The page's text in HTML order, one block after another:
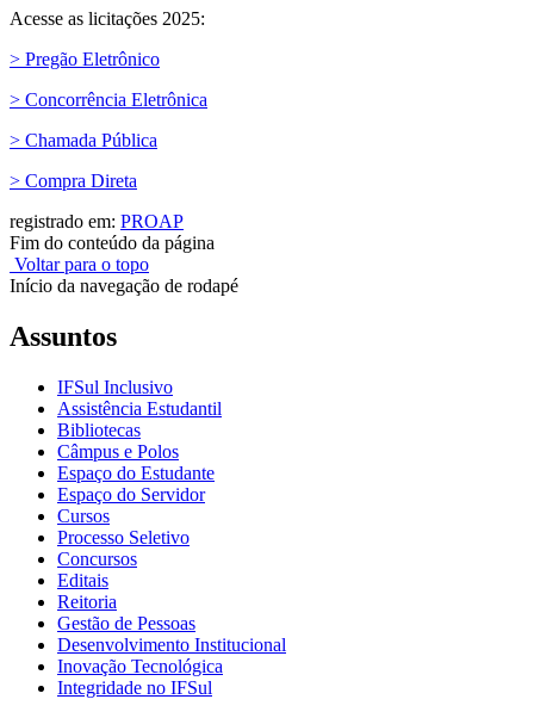
Acesse as licitações 2025:
> Pregão Eletrônico
> Concorrência Eletrônica
> Chamada Pública
> Compra Direta
registrado em: PROAP
Fim do conteúdo da página
Voltar para o topo
Início da navegação de rodapé
Assuntos
IFSul Inclusivo
Assistência Estudantil
Bibliotecas
Câmpus e Polos
Espaço do Estudante
Espaço do Servidor
Cursos
Processo Seletivo
Concursos
Editais
Reitoria
Gestão de Pessoas
Desenvolvimento Institucional
Inovação Tecnológica
Integridade no IFSul